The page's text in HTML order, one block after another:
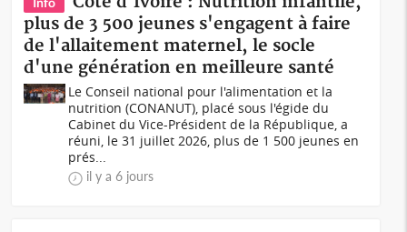
plus de 3 500 jeunes s'engagent à faire
de l'allaitement maternel, le socle
d'une génération en meilleure santé
Le Conseil national pour l'alimentation et la
nutrition (CONANUT), placé sous l'égide du
Cabinet du Vice-Président de la République, a
réuni, le 31 juillet 2026, plus de 1 500 jeunes en
prés...
il y a 6 jours